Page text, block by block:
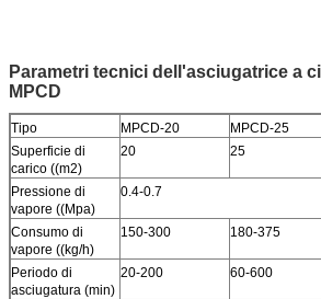
Parametri tecnici dell'asciugatrice a
MPCD
Tipo MPCD-20 MPCD-25
Superficie di
carico ((m2)
20 25
Pressione di
vapore ((Mpa)
0.4-0.7
Consumo di
vapore ((kg/h)
150-300 180-375
Periodo di
asciugatura (min)
20-200 60-600